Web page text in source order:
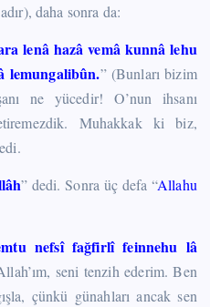
daha sonra da:
lenâ hazâ vemâ kunnâ lehu
lemungalibûn.” (Bunları bizim
ne yücedir! O’nun ihsanı
Muhakkak ki biz,
” dedi. Sonra üç defa “Allahu
nefsî fağfirlî feinnehu lâ
seni tenzih ederim. Ben
çünkü günahları ancak sen